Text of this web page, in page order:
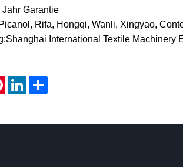
Garantie
Rifa, Hongqi, Wanli, Xingyao,
International Textile Machinery
PinterestLinkedIn